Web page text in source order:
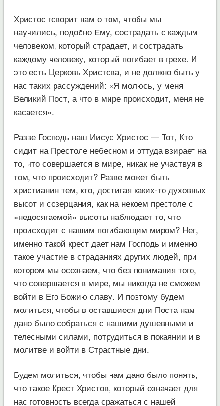
Христос говорит нам о том, чтобы мы
научились, подобно Ему, сострадать с каждым
человеком, который страдает, и сострадать
каждому человеку, который погибает в грехе. И
это есть Церковь Христова, и не должно быть у
нас таких рассуждений: «Я молюсь, у меня
Великий Пост, а что в мире происходит, меня не
касается».
Разве Господь наш Иисус Христос — Тот, Кто
сидит на Престоле небесном и оттуда взирает на
то, что совершается в мире, никак не участвуя в
том, что происходит? Разве может быть
христианин тем, кто, достигая каких-то духовных
высот и созерцания, как на некоем престоле с
«недосягаемой» высоты наблюдает то, что
происходит с нашим погибающим миром? Нет,
именно такой крест дает нам Господь и именно
такое участие в страданиях других людей, при
котором мы осознаем, что без понимания того,
что совершается в мире, мы никогда не сможем
войти в Его Божию славу. И поэтому будем
молиться, чтобы в оставшиеся дни Поста нам
дано было собраться с нашими душевными и
телесными силами, потрудиться в покаянии и в
молитве и войти в Страстные дни.
Будем молиться, чтобы нам дано было понять,
что такое Крест Христов, который означает для
нас готовность всегда сражаться с нашей